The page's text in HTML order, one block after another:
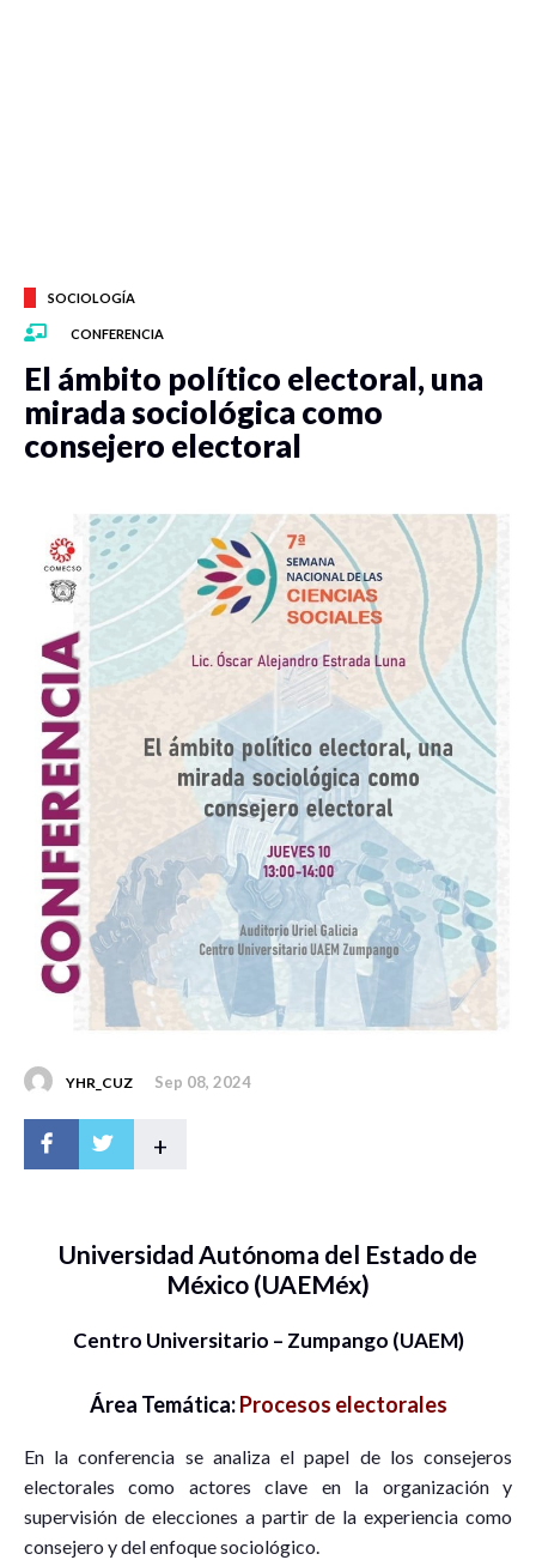
SOCIOLOGÍA
CONFERENCIA
El ámbito político electoral, una
mirada sociológica como
consejero electoral
YHR_CUZ Sep 08, 2024
+
Universidad Autónoma del Estado de
México (UAEMéx)
Centro Universitario – Zumpango (UAEM)
Área Temática:Procesos electorales
En la conferencia se analiza el papel de los consejeros
electorales como actores clave en la organización y
supervisión de elecciones a partir de la experiencia como
consejero y del enfoque sociológico.